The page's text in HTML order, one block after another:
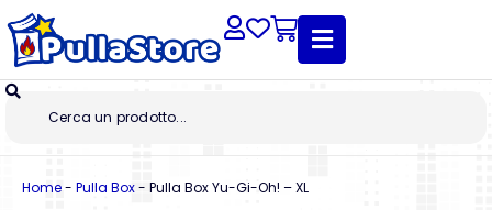
Home- Pulla Box- Pulla Box Yu-Gi-Oh! – XL